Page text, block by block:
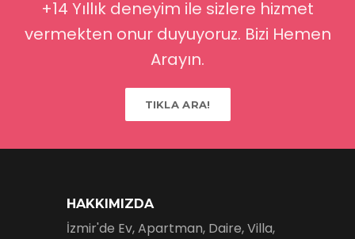
+14 Yıllık deneyim ile sizlere hizmet
vermekten onur duyuyoruz. Bizi Hemen
Arayın.
TIKLA ARA!
HAKKIMIZDA
İzmir'de Ev, Apartman, Daire, Villa,